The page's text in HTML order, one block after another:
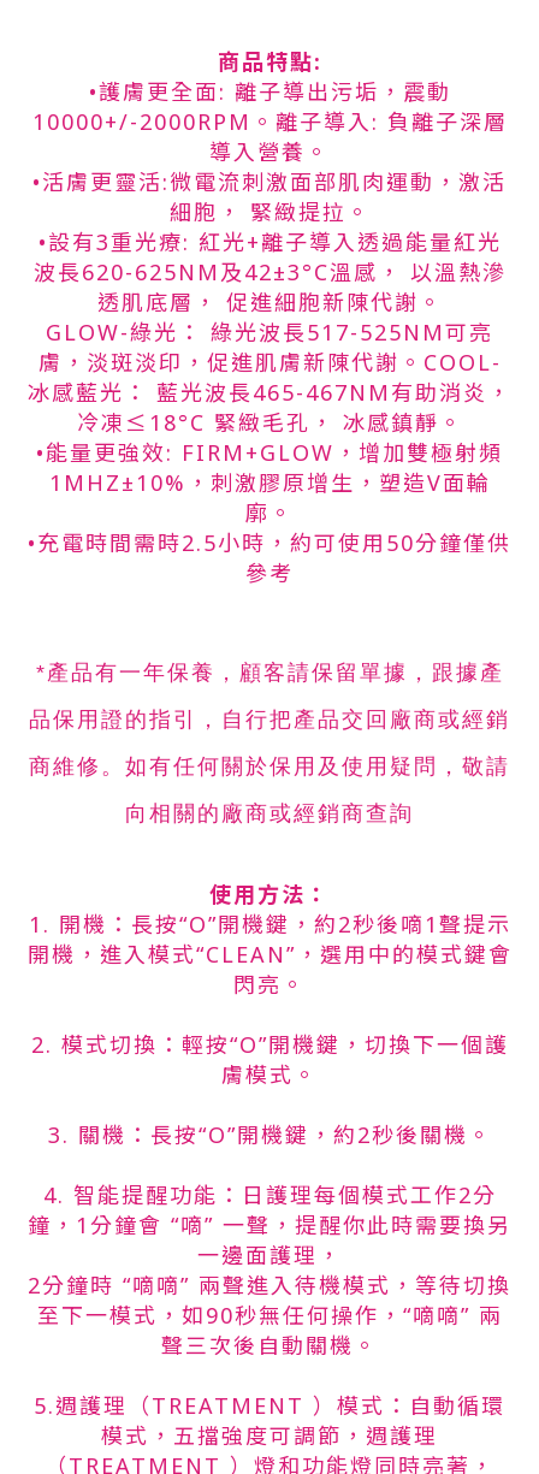
商品特點:
•護膚更全面: 離子導出污垢，震動
10000+/-2000RPM。離子導入: 負離子深層
導入營養。
•活膚更靈活:微電流刺激面部肌肉運動，激活
細胞， 緊緻提拉。
•設有3重光療: 紅光+離子導入透過能量紅光
波長620-625NM及42±3°C溫感， 以溫熱滲
透肌底層， 促進細胞新陳代謝。
GLOW-綠光： 綠光波長517-525NM可亮
膚，淡斑淡印，促進肌膚新陳代謝。COOL-
冰感藍光： 藍光波長465-467NM有助消炎，
冷凍≤18°C 緊緻毛孔， 冰感鎮靜。
•能量更強效: FIRM+GLOW，增加雙極射頻
1MHZ±10%，刺激膠原增生，塑造V面輪
廓。
•充電時間需時2.5小時，約可使用50分鐘僅供
參考
*產品有一年保養 ，顧客請保留單據，跟據產
品保用證的指引，自行把產品交回廠商或經銷
商維修。如有任何關於保用及使用疑問，敬請
向相關的廠商或經銷商查詢
使用方法：
1. 開機：長按“O”開機鍵，約2秒後嘀1聲提示
開機，進入模式“CLEAN”，選用中的模式鍵會
閃亮。
2. 模式切換：輕按“O”開機鍵，切換下一個護
膚模式。
3. 關機：長按“O”開機鍵，約2秒後關機。
4. 智能提醒功能：日護理每個模式工作2分
鐘，1分鐘會 “嘀” 一聲，提醒你此時需要換另
一邊面護理，
2分鐘時 “嘀嘀” 兩聲進入待機模式，等待切換
至下一模式，如90秒無任何操作，“嘀嘀” 兩
聲三次後自動關機。
5.週護理（TREATMENT ）模式：自動循環
模式，五擋強度可調節，週護理
（TREATMENT ）燈和功能燈同時亮著，